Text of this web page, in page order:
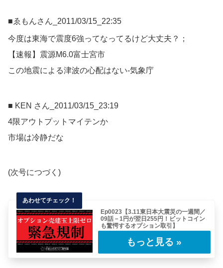
■ゑもんさん_2011/03/15_22:35
今度は東海で震度6強ってなってるけど大丈夫？；
【速報】震源M6.0富士宮市
この地震による津波の心配はない-気象庁
■ KEN さん_2011/03/15_23:19
4限アウトプットマイテンか
市場は冷静だな
(次号につづく)
Ep0023【3.11東日本大震災の一週間／
09話－1円が翌日255円！ビットコイン
も驚愕するオプション取引】
プション・ショートのスプレッド。クレジット